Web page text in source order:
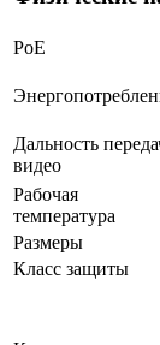
PoE
Дальность
видео
Рабочая
температура
Размеры
Класс защиты